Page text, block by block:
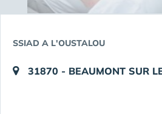
SSIAD A L'OUSTALOU
31870 - BEAUMONT SUR